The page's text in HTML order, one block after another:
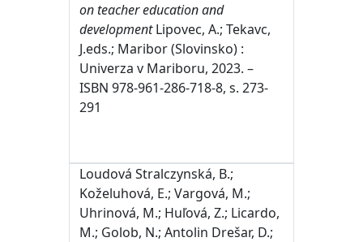
on teacher education and
developmentLipovec, A.; Tekavc,
J.eds.; Maribor (Slovinsko) :
Univerza v Mariboru, 2023. –
ISBN 978-961-286-718-8, s. 273-
291
Loudová Stralczynská, B.;
Koželuhová, E.; Vargová, M.;
Uhrinová, M.; Huľová, Z.; Licardo,
M.; Golob, N.; Antolin Drešar, D.;